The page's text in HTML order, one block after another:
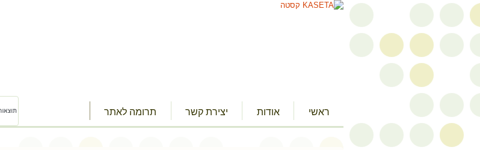
ראשי אודות יצירת קשר תרומה לאתר